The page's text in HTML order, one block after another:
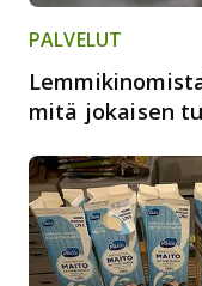
PALVELUT
mitä jokaisen